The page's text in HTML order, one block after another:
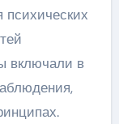
психических
включали в